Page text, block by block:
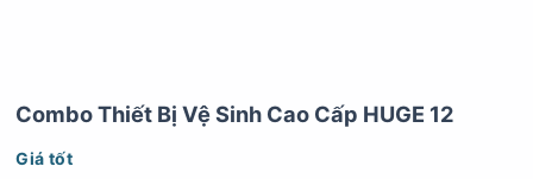
Combo Thiết Bị Vệ Sinh Cao Cấp HUGE 12
Giá tốt